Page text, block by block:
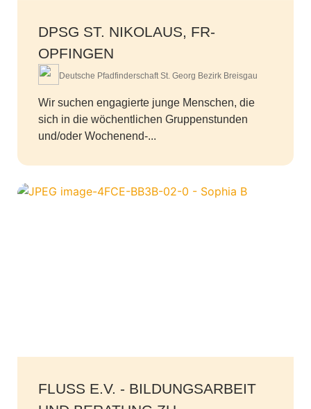
DPSG ST. NIKOLAUS, FR-
OPFINGEN
Deutsche Pfadfinderschaft St. Georg Bezirk Breisgau
Wir suchen engagierte junge Menschen, die
sich in die wöchentlichen Gruppenstunden
und/oder Wochenend-...
FLUSS E.V. - BILDUNGSARBEIT